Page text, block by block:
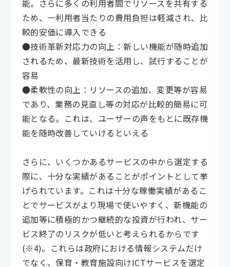
能。さらに多くの利用者間でリソースを共有する
ため、一利用者当たりの費用負担は軽減され、比
較的安価に導入できる
●技術革新対応力の向上：新しい機能が随時追加
されるため、最新技術を活用し、試行することが
容易
●柔軟性の向上：リソースの追加、変更等が容易
であり、業務の見直し等の対応が比較的簡易に可
能となる。これは、ユーザーの声をもとに既存機
能を随時改善していけるといえる
さらに、いくつかあるサービスの中から選定する
際に、十分な実績があることがポイントとして挙
げられています。これは十分な稼働実績があるこ
とでサービスがより現場で使いやすく、新機能の
追加等に積極的かつ継続的な投資が行われ、サー
ビス終了のリスクが低いと考えられるからです
(※4)。これらは政府における情報システムだけ
でなく、保育・教育施設向けICTサービスを選定